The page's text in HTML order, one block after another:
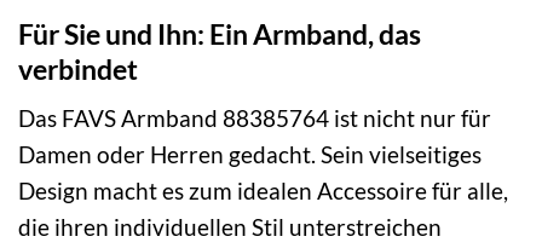
Für Sie und Ihn: Ein Armband, das
verbindet
Das FAVS Armband 88385764 ist nicht nur für
Damen oder Herren gedacht. Sein vielseitiges
Design macht es zum idealen Accessoire für alle,
die ihren individuellen Stil unterstreichen